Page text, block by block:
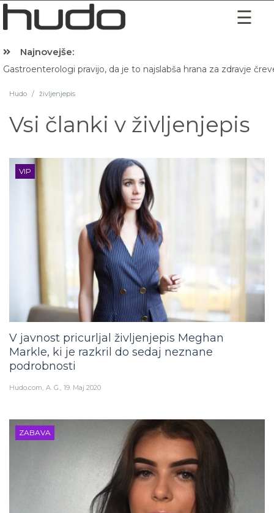
Najnovejše:
Gastroenterologi pravijo, da je to najslabša hrana za zdravje
Hudo / življenjepis
Vsi članki v življenjepis
VIP
V javnost pricurljal življenjepis Meghan
Markle, ki je razkril do sedaj neznane
podrobnosti
Hudo.com A. G. 19. Maj 2020
ZABAVA